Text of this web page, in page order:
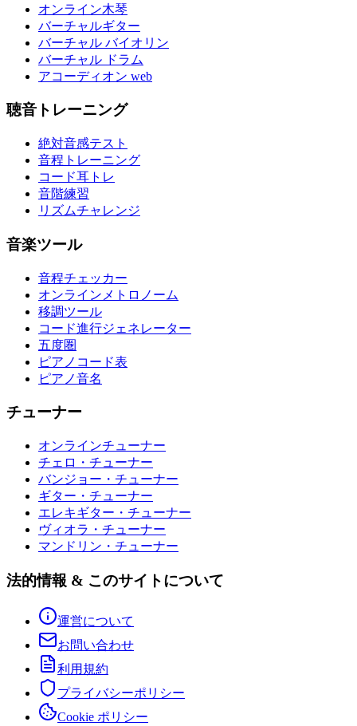
オンライン木琴
バーチャルギター
バーチャル バイオリン
バーチャル ドラム
アコーディオン web
聴音トレーニング
絶対音感テスト
音程トレーニング
コード耳トレ
音階練習
リズムチャレンジ
音楽ツール
音程チェッカー
オンラインメトロノーム
移調ツール
コード進行ジェネレーター
五度圏
ピアノコード表
ピアノ音名
チューナー
オンラインチューナー
チェロ・チューナー
バンジョー・チューナー
ギター・チューナー
エレキギター・チューナー
ヴィオラ・チューナー
マンドリン・チューナー
法的情報 & このサイトについて
運営について
お問い合わせ
利用規約
プライバシーポリシー
Cookie ポリシー